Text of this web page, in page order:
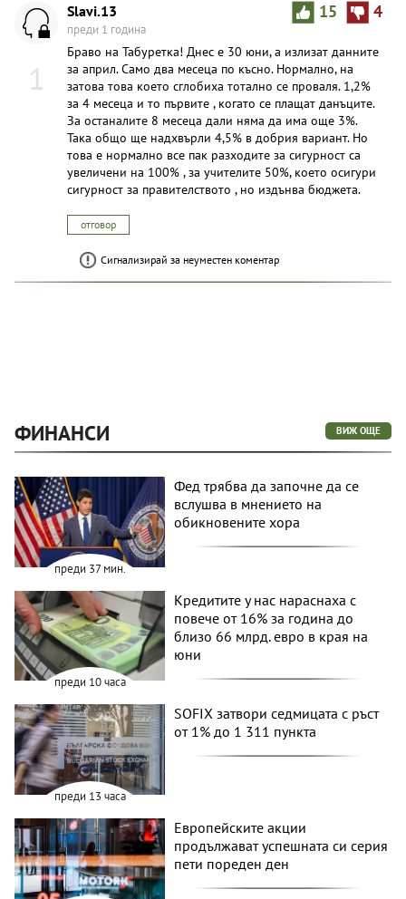
1
15 4
Slavi.13
преди 1 година
Браво на Табуретка! Днес е 30 юни, а излизат данните
за април. Само два месеца по късно. Нормално, на
затова това което сглобиха тотално се проваля. 1,2%
за 4 месеца и то първите , когато се плащат данъците.
За останалите 8 месеца дали няма да има още 3%.
Така общо ще надхвърли 4,5% в добрия вариант. Но
това е нормално все пак разходите за сигурност са
увеличени на 100% , за учителите 50%, което осигури
сигурност за правителството , но издънва бюджета.
отговор
Сигнализирай за неуместен коментар
ФИНАНСИ ВИЖ ОЩЕ
преди 37 мин.
Фед трябва да започне да се
вслушва в мнението на
обикновените хора
преди 10 часа
Кредитите у нас нараснаха с
повече от 16% за година до
близо 66 млрд. евро в края на
юни
преди 13 часа
SOFIX затвори седмицата с ръст
от 1% до 1 311 пункта
Европейските акции
продължават успешната си серия
пети пореден ден